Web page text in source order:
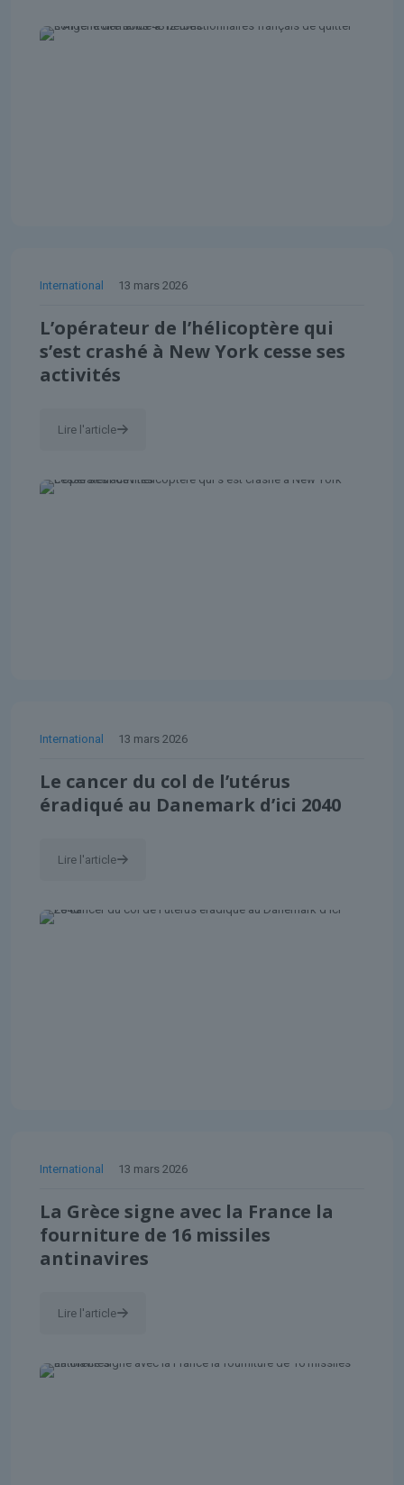
International 13 mars 2026
L’opérateur de l’hélicoptère qui
s’est crashé à New York cesse ses
activités
Lire l'article
International 13 mars 2026
Le cancer du col de l’utérus
éradiqué au Danemark d’ici 2040
Lire l'article
International 13 mars 2026
La Grèce signe avec la France la
fourniture de 16 missiles
antinavires
Lire l'article